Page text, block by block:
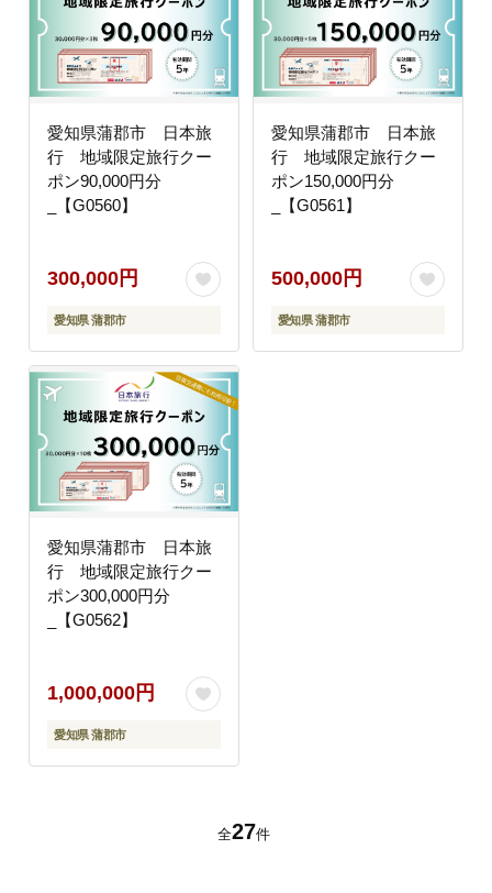
愛知県蒲郡市 日本旅
行 地域限定旅行クー
ポン90,000円分
_【G0560】
300,000円
愛知県 蒲郡市
愛知県蒲郡市 日本旅
行 地域限定旅行クー
ポン150,000円分
_【G0561】
500,000円
愛知県 蒲郡市
愛知県蒲郡市 日本旅
行 地域限定旅行クー
ポン300,000円分
_【G0562】
1,000,000円
愛知県 蒲郡市
全27件